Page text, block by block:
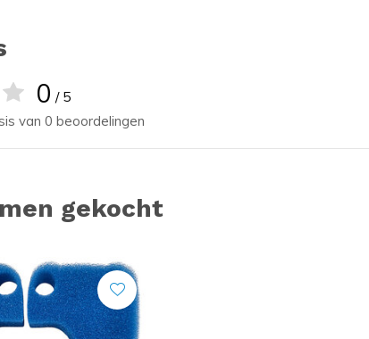
0 / 5
van 0 beoordelingen
gekocht